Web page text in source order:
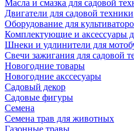
Масла и смазка для садовой
Двигатели для садовой техники
Оборудование для
Комплектующие и аксессуары
Шнеки и удлинители для
Свечи зажигания для садовой
Новогодние товары
Новогодние акссесуары
Садовый декор
Садовые фигуры
Семена
Семена трав для животных
Газонные травы